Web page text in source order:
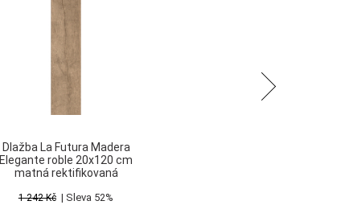
Dlažba La Futura Madera
Elegante roble 20x120 cm
matná rektifikovaná
1 242 Kč | Sleva 52%